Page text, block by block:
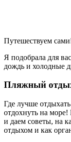
Путешествуем
Я подобрала для
дождь и холодные
Пляжный
Где лучше
отдохнуть на море!
и даем советы, на
отдыхом и как